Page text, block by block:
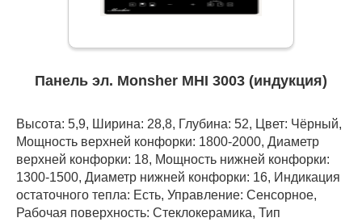
Панель эл. Monsher MHI 3003 (индукция)
Высота: 5,9, Ширина: 28,8, Глубина: 52, Цвет: Чёрный,
Мощность верхней конфорки: 1800-2000, Диаметр
верхней конфорки: 18, Мощность нижней конфорки:
1300-1500, Диаметр нижней конфорки: 16, Индикация
остаточного тепла: Есть, Управление: Сенсорное,
Рабочая поверхность: Стеклокерамика, Тип